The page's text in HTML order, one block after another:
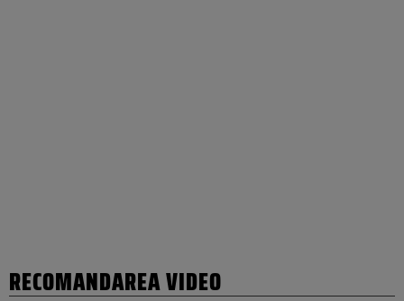
RECOMANDAREA VIDEO